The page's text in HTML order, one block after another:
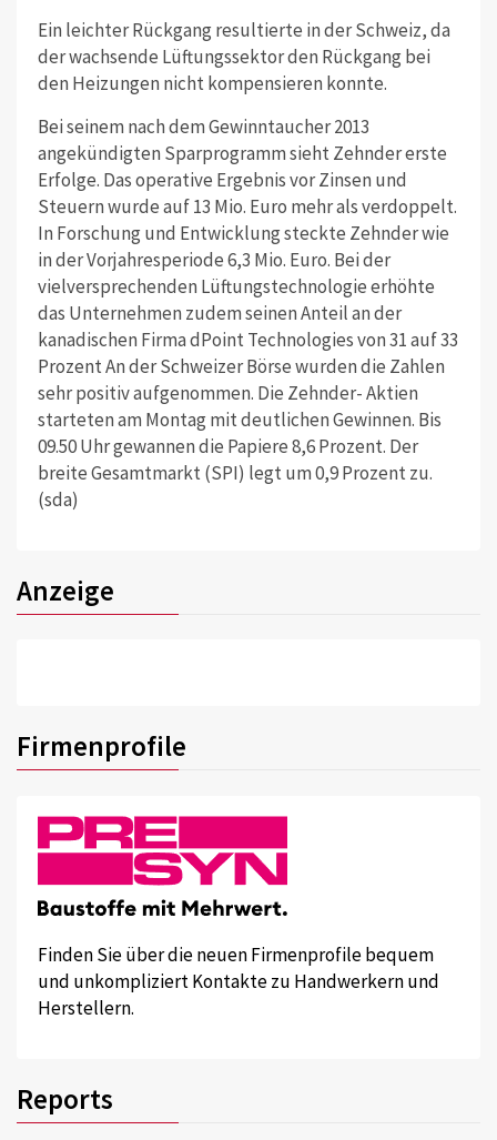
Ein leichter Rückgang resultierte in der Schweiz, da
der wachsende Lüftungssektor den Rückgang bei
den Heizungen nicht kompensieren konnte.
Bei seinem nach dem Gewinntaucher 2013
angekündigten Sparprogramm sieht Zehnder erste
Erfolge. Das operative Ergebnis vor Zinsen und
Steuern wurde auf 13 Mio. Euro mehr als verdoppelt.
In Forschung und Entwicklung steckte Zehnder wie
in der Vorjahresperiode 6,3 Mio. Euro. Bei der
vielversprechenden Lüftungstechnologie erhöhte
das Unternehmen zudem seinen Anteil an der
kanadischen Firma dPoint Technologies von 31 auf 33
Prozent An der Schweizer Börse wurden die Zahlen
sehr positiv aufgenommen. Die Zehnder- Aktien
starteten am Montag mit deutlichen Gewinnen. Bis
09.50 Uhr gewannen die Papiere 8,6 Prozent. Der
breite Gesamtmarkt (SPI) legt um 0,9 Prozent zu.
(sda)
Anzeige
Firmenprofile
Finden Sie über die neuen Firmenprofile bequem
und unkompliziert Kontakte zu Handwerkern und
Herstellern.
Reports